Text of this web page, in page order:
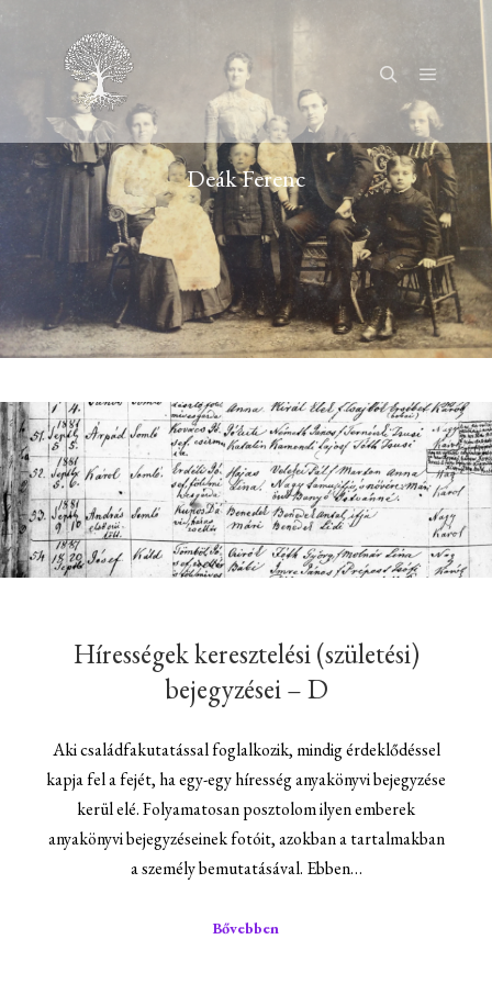
KeresésFőmenü
Deák Ferenc
Hírességek keresztelési (születési)
bejegyzései – D
Aki családfakutatással foglalkozik, mindig érdeklődéssel
kapja fel a fejét, ha egy-egy híresség anyakönyvi bejegyzése
kerül elé. Folyamatosan posztolom ilyen emberek
anyakönyvi bejegyzéseinek fotóit, azokban a tartalmakban
a személy bemutatásával. Ebben…
Bővebben